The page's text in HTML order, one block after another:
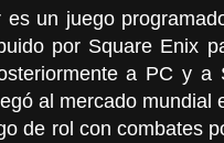
es un juego
por Square Enix
a PC y a
al mercado mundial
de rol con combates